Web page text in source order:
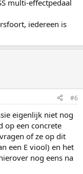
multi-effectpedaal
iedereen is
#6
eigenlijk niet nog
op een concrete
of ze op dit
een E viool) en het
nog eens na